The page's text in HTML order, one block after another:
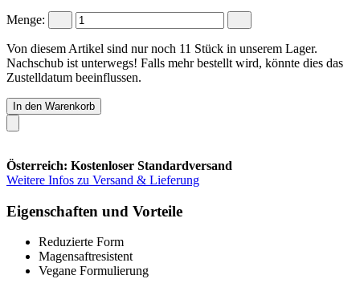
Menge:
Von diesem Artikel sind nur noch 11 Stück in unserem Lager.
Nachschub ist unterwegs! Falls mehr bestellt wird, könnte dies das
Zustelldatum beeinflussen.
In den Warenkorb
Österreich: Kostenloser Standardversand
Weitere Infos zu Versand & Lieferung
Eigenschaften und Vorteile
Reduzierte Form
Magensaftresistent
Vegane Formulierung